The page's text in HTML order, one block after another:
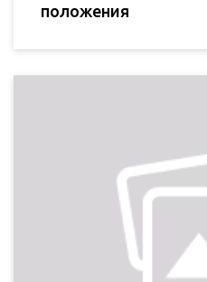
положения